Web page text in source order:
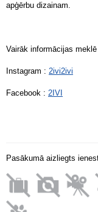
apģērbu dizainam.
Vairāk informācijas
Instagram : 2ivi2ivi
Facebook : 2IVI
Pasākumā aizliegts